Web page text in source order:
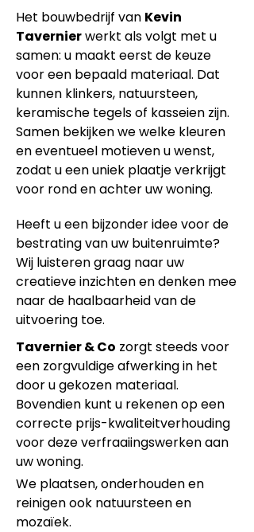
Het bouwbedrijf van Kevin
Tavernierwerkt als volgt met u
samen: u maakt eerst de keuze
voor een bepaald materiaal. Dat
kunnen klinkers, natuursteen,
keramische tegels of kasseien zijn.
Samen bekijken we welke kleuren
en eventueel motieven u wenst,
zodat u een uniek plaatje verkrijgt
voor rond en achter uw woning.
Heeft u een bijzonder idee voor de
bestrating van uw buitenruimte?
Wij luisteren graag naar uw
creatieve inzichten en denken mee
naar de haalbaarheid van de
uitvoering toe.
Tavernier & Co zorgt steeds voor
een zorgvuldige afwerking in het
door u gekozen materiaal.
Bovendien kunt u rekenen op een
correcte prijs-kwaliteitverhouding
voor deze verfraaiingswerken aan
uw woning.
We plaatsen, onderhouden en
reinigen ook natuursteen en
mozaïek.